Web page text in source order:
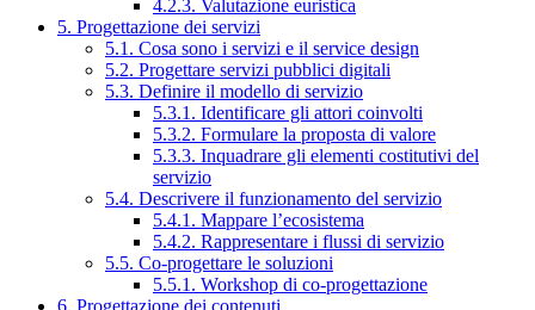
4.2.3. Valutazione euristica
5. Progettazione dei servizi
5.1. Cosa sono i servizi e il service design
5.2. Progettare servizi pubblici digitali
5.3. Definire il modello di servizio
5.3.1. Identificare gli attori coinvolti
5.3.2. Formulare la proposta di valore
5.3.3. Inquadrare gli elementi costitutivi del
servizio
5.4. Descrivere il funzionamento del servizio
5.4.1. Mappare l’ecosistema
5.4.2. Rappresentare i flussi di servizio
5.5. Co-progettare le soluzioni
5.5.1. Workshop di co-progettazione
6. Progettazione dei contenuti